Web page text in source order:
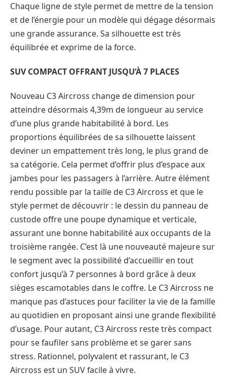
Chaque ligne de style permet de mettre de la tension
et de l’énergie pour un modèle qui dégage désormais
une grande assurance. Sa silhouette est très
équilibrée et exprime de la force.
SUV COMPACT OFFRANT JUSQU’À 7 PLACES
Nouveau C3 Aircross change de dimension pour
atteindre désormais 4,39m de longueur au service
d’une plus grande habitabilité à bord. Les
proportions équilibrées de sa silhouette laissent
deviner un empattement très long, le plus grand de
sa catégorie. Cela permet d’offrir plus d’espace aux
jambes pour les passagers à l’arrière. Autre élément
rendu possible par la taille de C3 Aircross et que le
style permet de découvrir : le dessin du panneau de
custode offre une poupe dynamique et verticale,
assurant une bonne habitabilité aux occupants de la
troisième rangée. C’est là une nouveauté majeure sur
le segment avec la possibilité d’accueillir en tout
confort jusqu’à 7 personnes à bord grâce à deux
sièges escamotables dans le coffre. Le C3 Aircross ne
manque pas d’astuces pour faciliter la vie de la famille
au quotidien en proposant ainsi une grande flexibilité
d’usage. Pour autant, C3 Aircross reste très compact
pour se faufiler sans problème et se garer sans
stress. Rationnel, polyvalent et rassurant, le C3
Aircross est un SUV facile à vivre.